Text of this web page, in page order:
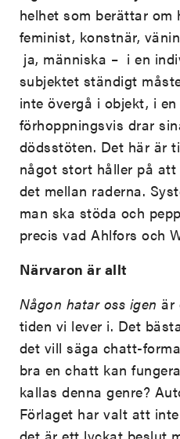
helhet som berättar
feminist, konstnär,
ja, människa – i en
subjektet ständigt
inte övergå i objekt, i
förhoppningsvis drar
dödsstöten. Det här är
något stort håller på
det mellan raderna.
man ska stöda och
precis vad Ahlfors och
Närvaron är allt
Någon hatar oss igen är
tiden vi lever i. Det
det vill säga chatt-
bra en chatt kan
kallas denna genre?
Förlaget har valt att